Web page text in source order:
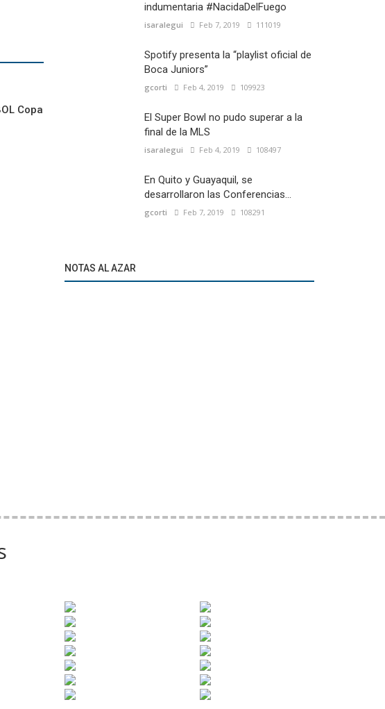
Copa
indumentaria #NacidaDelFuego
isaralegui Feb 7, 2019 111019
Spotify presenta la “playlist oficial de
Boca Juniors”
gcorti Feb 4, 2019 109923
El Super Bowl no pudo superar a la
final de la MLS
isaralegui Feb 4, 2019 108497
En Quito y Guayaquil, se
desarrollaron las Conferencias...
gcorti Feb 7, 2019 108291
NOTAS AL AZAR